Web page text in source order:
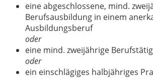
eine abgeschlossene, mind.
Berufsausbildung in einem
Ausbildungsberuf
oder
eine mind. zweijährige
oder
ein einschlägiges halbjähriges